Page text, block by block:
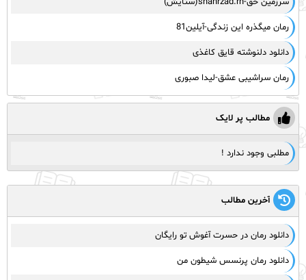
رمان میگذره این زندگی-آیلین81
دانلود دلنوشته قایق کاغذی
رمان سراشیبی عشق-لیدا صبوری
مطالب پر لایک
مطلبی وجود ندارد !
آخرین مطالب
دانلود رمان در حسرت آغوش تو رایگان
دانلود رمان پرنسس شیطون من